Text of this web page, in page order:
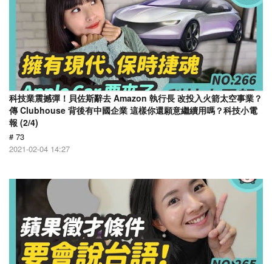
科技業震撼彈！貝佐斯辭去 Amazon 執行長 改投入火箭太空事業？
傳 Clubhouse 背後有中國企業 這樣你還願意繼續用嗎？科技小電
報 (2/4)
# 73
2021-02-04 14:27